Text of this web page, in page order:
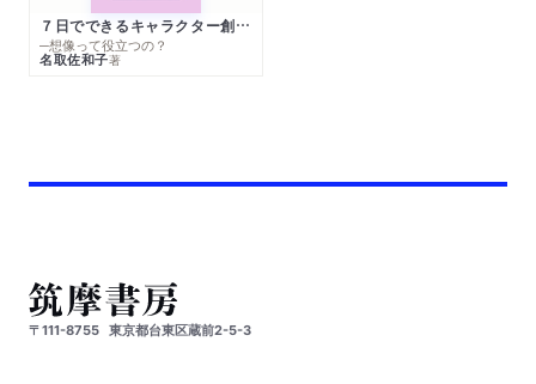
７日でできるキャラクター創作入門
─想像って役立つの？
名取佐和子著
〒111-8755 東京都台東区蔵前2-5-3